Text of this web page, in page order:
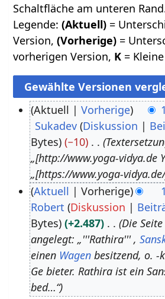
Schaltfläche am unteren
Legende:(Aktuell) =
Version,(Vorherige) =
vorherigen Version, K =
n
Aktuell Vorherige
Sukadev Diskussion
Bytes
−10
„[http://www.yoga-vidya.de
„[https://www.yoga-
Aktuell Vorherige
Robert Diskussion
Bytes
+2.487
Die
angelegt: „'''Rathira''' ,
einen Wagenbesitzend, o. -
Ge bieter. Rathira ist ein
bed…“